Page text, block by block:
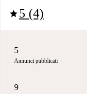
star5 (4)
5
Annunci pubblicati
9